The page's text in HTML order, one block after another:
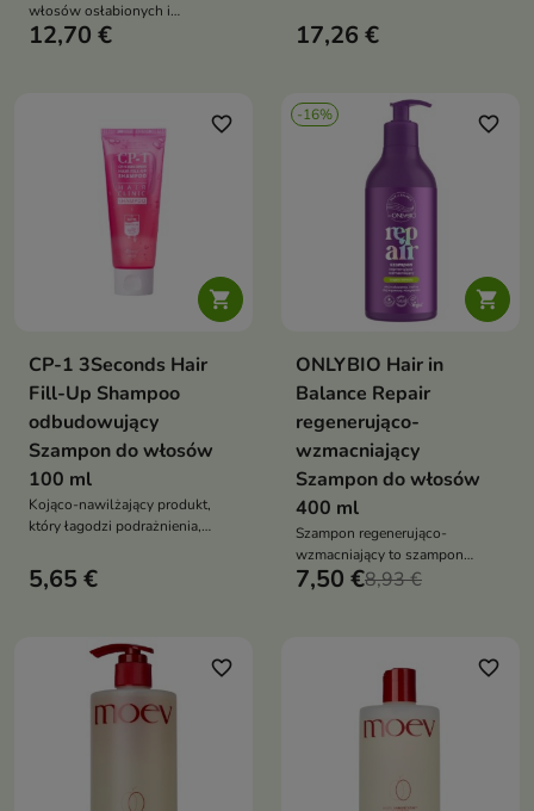
włosów osłabionych i
zniszczonych, który pomaga
12,70 €
pasm
17,26 €

favorite_border
CP-1 3Seconds Hair
Fill-Up Shampoo
odbudowujący
Szampon do włosów
100 ml
Kojąco-nawilżający produkt,
który łagodzi podrażnienia,
zapewnia efekt zdrowej,
świetlistej cery
5,65 €
-16%

favorite_border
ONLYBIO Hair in
Balance Repair
regenerująco-
wzmacniający
Szampon do włosów
400 ml
Szampon regenerująco-
wzmacniający to szampon
oczyszczający i odbudowujący,
7,50 €8,93 €
favorite_border favorite_border